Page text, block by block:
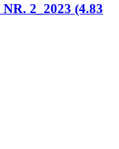
2_2023 (4.83